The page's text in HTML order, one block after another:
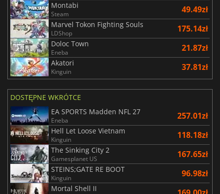
Montabi
Steam 49.49zł
Marvel Tokon Fighting Souls
LDShop 175.14zł
Doloc Town
Eneba 21.87zł
Akatori
Kinguin 37.81zł
DOSTĘPNE WKRÓTCE
EA SPORTS Madden NFL 27
Eneba 257.01zł
Hell Let Loose Vietnam
Kinguin 118.18zł
The Sinking City 2
Gamesplanet US 167.65zł
STEINS;GATE RE BOOT
Kinguin 96.98zł
Mortal Shell II